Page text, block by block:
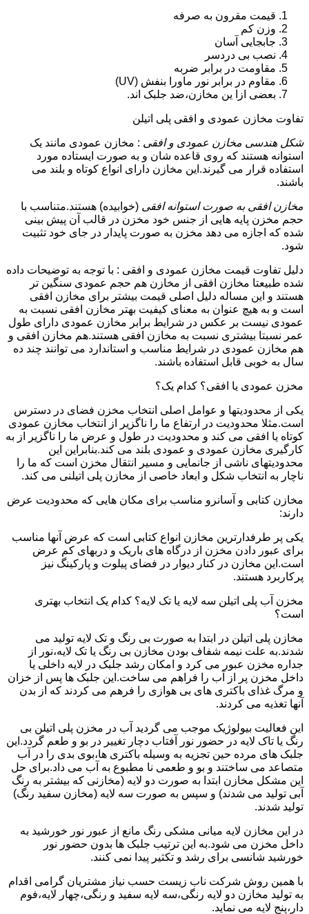
قیمت مقرون به صرفه
وزن کم
جابجایی آسان
نصب بی دردسر
مقاومت در برابر ضربه
مقاوم در برابر نور ماورا بنفش (UV)
بعضی ازا ین مخازن،ضد جلبک اند.
تفاوت مخازن عمودی و افقی پلی اتیلن
شکل هندسی مخازن عمودی و افقی : مخازن عمودی مانند یک
استوانه هستند که روی قاعده شان و به صورت ایستاده مورد
استفاده قرار می گیرند.این مخازن دارای انواع کوتاه و بلند می
باشند.
مخازن افقی به صورت استوانه افقی (خوابیده) هستند.متناسب با
حجم مخزن پایه هایی از جنس خود مخزن در قالب آن پیش بینی
شده که اجازه می دهد مخزن به صورت پایدار در جای خود تثبیت
شود.
دلیل تفاوت قیمت مخازن عمودی و افقی : با توجه به توضیحات داده
شده طبیعتا مخازن افقی از مخازن هم حجم عمودی سنگین تر
هستند و این مساله دلیل اصلی قیمت بیشتر برای مخازن افقی
است و به هیچ عنوان به معنای کیفیت بهتر مخازن افقی نسبت به
عمودی نیست بر عکس در شرایط برابر مخازن عمودی دارای طول
عمر نسبتا بیشتری نسبت به مخازن افقی هستند.هم مخازن افقی و
هم مخازن عمودی در شرایط مناسب و استاندارد می توانند چند ده
سال به خوبی قابل استفاده باشند.
مخزن عمودی یا افقی؟ کدام یک؟
یکی از محدودیتها و عوامل اصلی انتخاب مخزن فضای در دسترس
است.مثلا محدودیت در ارتفاع ما را ناگزیر از انتخاب مخازن عمودی
کوتاه یا افقی می کند و محدودیت در طول و عرض ما را ناگزیر از به
کارگیری مخازن عمودی و عمودی بلند می کند.بنابراین این
محدودیتهای ناشی از جانمایی و مسیر انتقال مخزن است که ما را
ناچار به انتخاب شکل و ابعاد خاصی از مخازن پلی اتیلنی می کند.
مخازن کتابی و آسانرو مناسب برای مکان هایی که محدودیت عرض
دارند:
یکی پر طرفدارترین مخازن انواع کتابی است که عرض آنها مناسب
برای عبور دادن مخزن از درگاه های باریک و دربهای کم عرض
است.این مخازن در کنار دیوار در فضای پیلوت و پارکینگ نیز
پرکاربرد هستند.
مخزن آب پلی اتیلن سه لایه یا تک لایه؟ کدام یک انتخاب بهتری
است؟
مخازن پلی اتیلن در ابتدا به صورت بی رنگ و تک لایه تولید می
شدند.به علت نیمه شفاف بودن مخازن بی رنگ یا تک لایه،نور از
جداره مخزن عبور می کرد و امکان رشد جلبک در لایه داخلی یا
داخل مخزن پر از آب را فراهم می ساخت.این جلبک ها پس از خزان
و مرگ غذای باکتری های بی هوازی را فرهم می کردند که از بدن
آنها تغذیه می کردند.
این فعالیت بیولوژیک موجب می گردید آب در مخزن پلی اتیلن بی
رنگ یا تاک لایه در حضور نور آفتاب دچار تغییر در بو و طعم گردد.این
جلبک های مرده حین تجزیه به وسیله باکتری ها،بوی بدی را در آب
متصاعد می ساختند و بو و طعمی نا مطبوع به آب می داد.برای حل
این مشکل مخازن ابتدا به صورت دو لایه (مخازنی که بیشتر به رنگ
آبی تولید می شدند) و سپس به صورت سه لایه (مخازن سفید رنگ)
تولید شدند.
در این مخازن لایه میانی مشکی رنگ مانع از عبور نور خورشید به
داخل مخزن می شود.به این ترتیب جلبک ها بدون حضور نور
خورشید شانسی برای رشد و تکثیر پیدا نمی کنند.
با همین روش شرکت ناب زیست حسب نیاز مشتریان گرامی اقدام
به تولید مخازن دو لایه رنگی،سه لایه سفید و رنگی،چهار لایه،فوم
دار،پنج لایه می نماید.